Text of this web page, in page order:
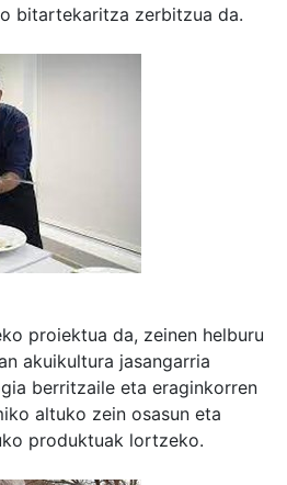
bitartekaritza zerbitzua da.
proiektua da, zeinen helburu
akuikultura jasangarria
berritzaile eta eraginkorren
altuko zein osasun eta
produktuak lortzeko.